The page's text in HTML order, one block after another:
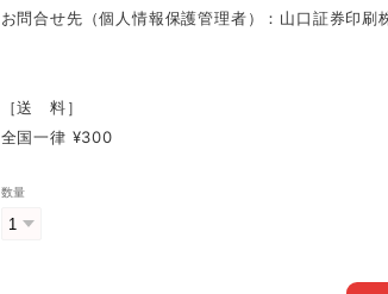
お問合せ先（個人情報保護管理者）：山口証券印
［送 料］
全国一律 ¥300
数量